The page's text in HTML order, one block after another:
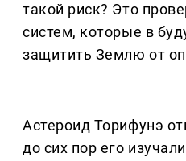
такой риск? Это
систем, которые в
защитить Землю от
Астероид Торифунэ
до сих пор его